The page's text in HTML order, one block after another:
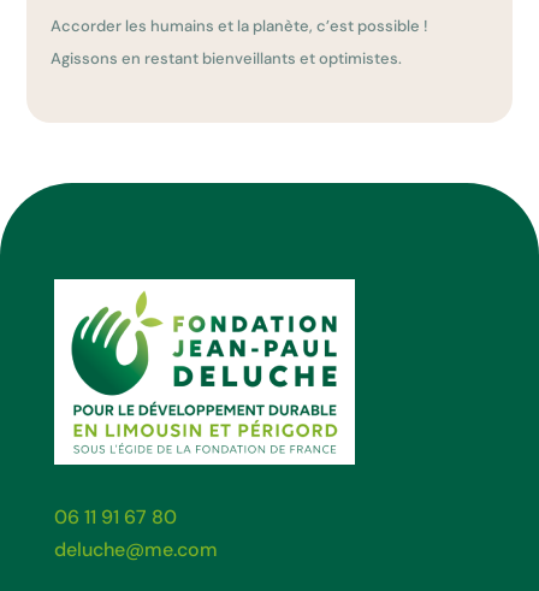
Accorder les humains et la planète, c’est possible !
Agissons en restant bienveillants et optimistes.
06 11 91 67 80
deluche@me.com